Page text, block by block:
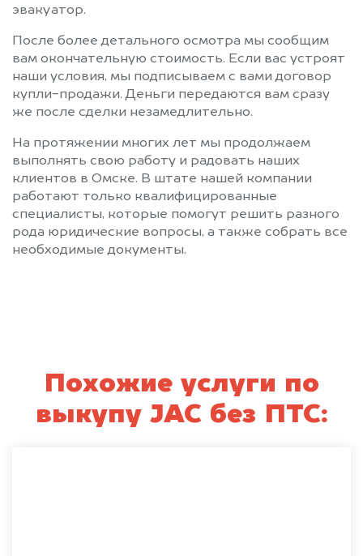
эвакуатор.
После более детального осмотра мы сообщим
вам окончательную стоимость. Если вас устроят
наши условия, мы подписываем с вами договор
купли-продажи. Деньги передаются вам сразу
же после сделки незамедлительно.
На протяжении многих лет мы продолжаем
выполнять свою работу и радовать наших
клиентов в Омске. В штате нашей компании
работают только квалифицированные
специалисты, которые помогут решить разного
рода юридические вопросы, а также собрать все
необходимые документы.
Похожие услуги по
выкупу JAC без ПТС: